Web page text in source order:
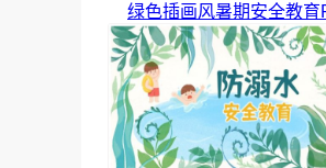
绿色插画风暑期安全教育